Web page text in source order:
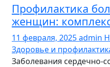
Профилактика
женщин:
11 февраля, 2025admin
Здоровье и
Заболевания сердечно-